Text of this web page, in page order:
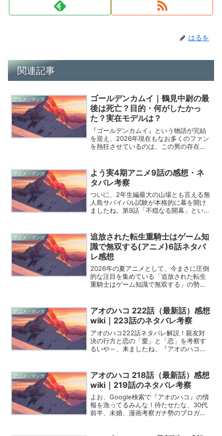
はるを
関連記事
アニメ・マンガ
ゴールデンカムイ｜鶴見中尉の最
後は死亡？目的・何がしたかっ
た？実在モデルは？
『ゴールデンカムイ』という物語が完結
を迎え、2026年現在もなお多くのファン
を熱狂させているのは、この男の存在が
り、読者の心を掴んで離さない鶴見篤四
郎中尉について、今の...
アニメ・マンガ
よう実4期アニメ9話の感想・ネ
タバレ考察
ついに、2年生編最大の山場とも言える無
人島サバイバル試験が本格的に幕を開け
ましたね。第9話「不穏なる開幕」という
ず背筋が伸びる思いでした。これまで積
み上げられてきた伏線...
アニメ・マンガ
追放された転生重騎士はゲーム知
識で無双する(アニメ)6話ネタバ
レ感想
2026年の夏アニメとして、今まさに圧倒
的な注目を集めている「追放された転生
重騎士はゲーム知識で無双する」の勢い
ていく知的なカタルシスが、多くのファ
ンの心を掴んで離しま...
アニメ・マンガ
アオのハコ 222話（最新話）感想
wiki｜223話のネタバレ考察
アオのハコ222話ネタバレ解説！親友対
決の行方と恋の「愛」と「恋」を考察す
るいや～、来ましたね、『アオのハコ』
る恋愛ドラマの波乱に、毎週胸を熱くし
ている読者としては感...
アニメ・マンガ
アオのハコ 218話（最新話）感想
wiki｜219話のネタバレ考察
よお、Google検索で『アオのハコ』の情
報を漁ってるみんな！待たせたな、30代
前半、未婚、漫画考察ガチ勢のブロガー